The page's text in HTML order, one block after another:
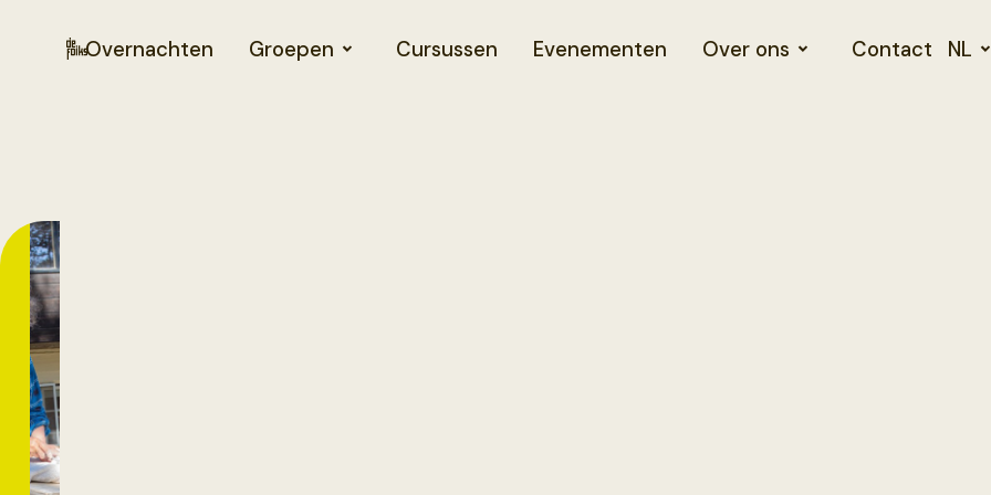
Overnachten Groepen Cursussen Evenementen Over ons Contact NL
7/7/2026
Workshop
Speksteen